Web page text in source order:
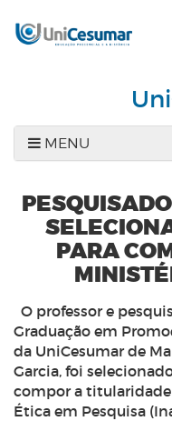
MENU
PARA
O professor e
Graduação em
da UniCesumar de
Garcia, foi
compor a
Ética em Pesquisa